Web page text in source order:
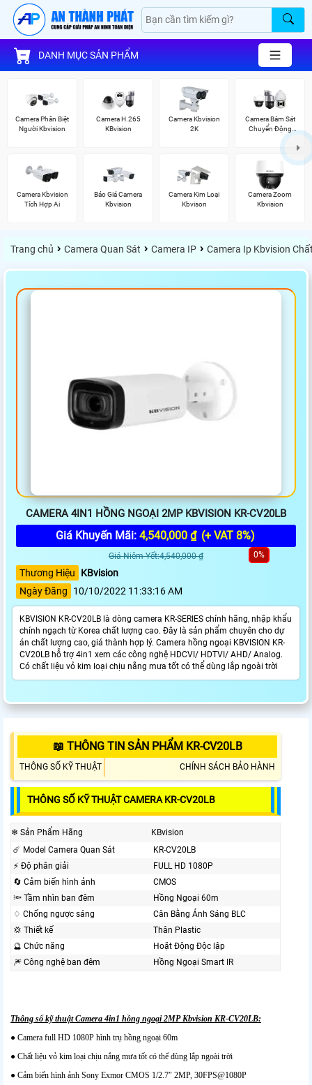
DANH MỤC SẢN PHẨM
Camera Phân Biệt
Người Kbvision
Camera H.265
KBvision
Camera Kbvision
2K
Camera Bám Sát
Chuyển Động
Kbvision
Camera Kbvision
Tích Hợp Ai
Báo Giá Camera
Kbvision
Camera Kim Loại
Kbvison
Camera Zoom
Kbvision
Trang chủ › Camera Quan Sát › Camera IP › Camera Ip Kbvision
CAMERA 4IN1 HỒNG NGOẠI 2MP KBVISION KR-CV20LB
Giá Khuyến Mãi: 4,540,000 ₫ (+ VAT 8%)
Giá Niêm Yết:4,540,000 ₫ 0%
Thương Hiệu
KBvision
Ngày Đăng
10/10/2022 11:33:16 AM
KBVISION KR-CV20LB là dòng camera KR-SERIES chính hãng, nhập khẩu
chính ngạch từ Korea chất lượng cao. Đây là sản phẩm chuyên cho dự
án chất lượng cao, giá thành hợp lý. Camera hồng ngoại KBVISION KR-
CV20LB hỗ trợ 4in1 xem các công nghệ HDCVI/ HDTVI/ AHD/ Analog.
Có chất liệu vỏ kim loại chịu nắng mưa tốt có thể dùng lắp ngoài trời
📖 THÔNG TIN SẢN PHẨM KR-CV20LB
THÔNG SỐ KỸ THUẬT CHÍNH SÁCH BẢO HÀNH
THÔNG SỐ KỸ THUẬT CAMERA KR-CV20LB
❄ Sản Phẩm Hãng
KBvision
☄️ Model Camera Quan Sát
KR-CV20LB
️⚡ Độ phân giải
FULL HD 1080P
🔄 Cảm biến hình ảnh
CMOS
🔦 Tầm nhìn ban đêm
Hồng Ngoại 60m
♢ Chống ngược sáng
Cân Bằng Ánh Sáng BLC
💢 Thiết kế
Thân Plastic
🔮 Chức năng
Hoặt Động Độc lập
🎆 Công nghệ ban đêm
Hồng Ngoại Smart IR
Thông số kỹ thuật Camera 4in1 hồng ngoại 2MP Kbvision KR-CV20LB:
● Camera full HD 1080P hình trụ hồng ngoại 60m
● Chất liệu vỏ kim loại chịu nắng mưa tốt có thể dùng lắp ngoài trời
● Cảm biến hình ảnh Sony Exmor CMOS 1/2.7″ 2MP, 30FPS@1080P